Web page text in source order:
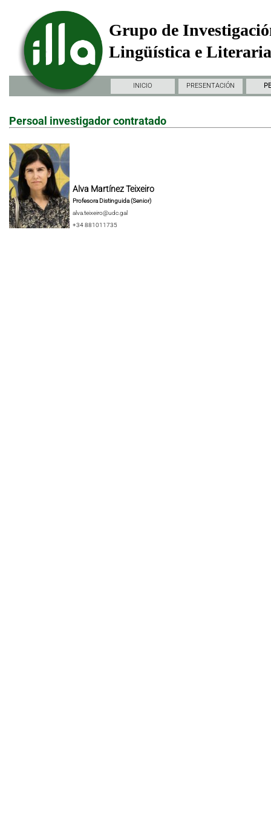
Grupo de
Lingüística e
INICIO PRESENTACIÓN
Persoal investigador contratado
Alva Martínez Teixeiro
Profesora Distinguida (Senior)
alva.teixeiro@udc.gal
+34 881011735